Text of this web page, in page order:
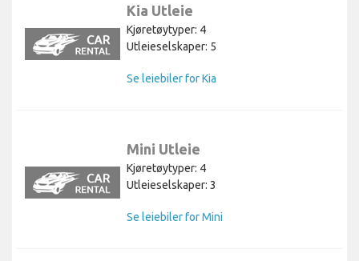
Kia Utleie
Kjøretøytyper: 4
Utleieselskaper: 5
Se leiebiler for Kia
Mini Utleie
Kjøretøytyper: 4
Utleieselskaper: 3
Se leiebiler for Mini